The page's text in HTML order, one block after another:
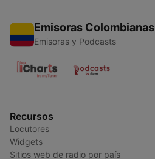
Emisoras Colombianas
Emisoras y Podcasts
Recursos
Locutores
Widgets
Sitios web de radio por país